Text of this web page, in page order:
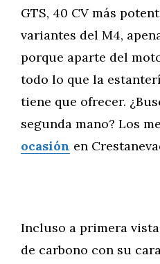
GTS, 40 CV más
variantes del M4,
porque aparte del
todo lo que la
tiene que ofrecer.
segunda mano? Los
ocasión en
Incluso a primera
de carbono con su